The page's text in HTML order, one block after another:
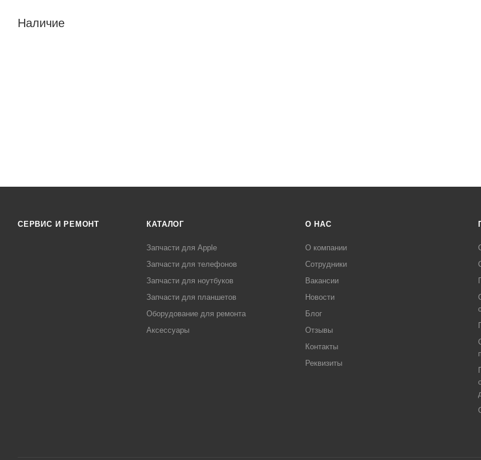
Наличие
СЕРВИС И РЕМОНТ КАТАЛОГ
Запчасти для Apple
Запчасти для телефонов
Запчасти для ноутбуков
Запчасти для планшетов
Оборудование для ремонта
Аксессуары
О НАС
О компании
Сотрудники
Вакансии
Новости
Блог
Отзывы
Контакты
Реквизиты